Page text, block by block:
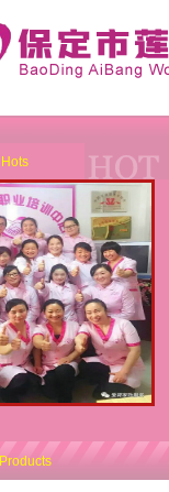
Hots
Products